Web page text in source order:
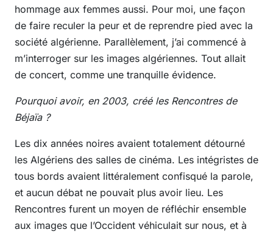
hommage aux femmes aussi. Pour moi, une façon
de faire reculer la peur et de reprendre pied avec la
société algérienne. Parallèlement, j’ai commencé à
m’interroger sur les images algériennes. Tout allait
de concert, comme une tranquille évidence.
Pourquoi avoir, en 2003, créé les Rencontres de
Béjaïa ?
Les dix années noires avaient totalement détourné
les Algériens des salles de cinéma. Les intégristes de
tous bords avaient littéralement confisqué la parole,
et aucun débat ne pouvait plus avoir lieu. Les
Rencontres furent un moyen de réfléchir ensemble
aux images que l’Occident véhiculait sur nous, et à